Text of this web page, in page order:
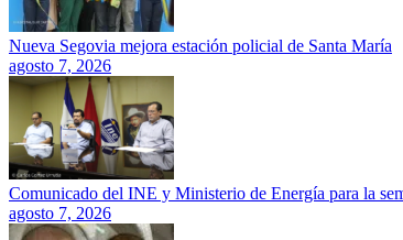
Nueva Segovia mejora estación policial de Santa María
agosto 7, 2026
Comunicado del INE y Ministerio de Energía para la
agosto 7, 2026